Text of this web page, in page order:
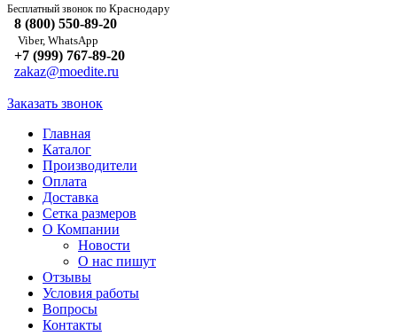
Бесплатный звонок по Краснодару
8 (800) 550-89-20
Viber, WhatsApp
+7 (999) 767-89-20
zakaz@moedite.ru
Заказать звонок
Главная
Каталог
Производители
Оплата
Доставка
Сетка размеров
О Компании
Новости
О нас пишут
Отзывы
Условия работы
Вопросы
Контакты